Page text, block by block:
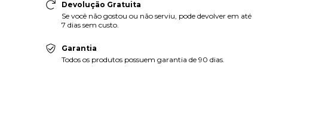
Devolução Gratuita
Se você não gostou ou não serviu, pode devolver em até
7 dias sem custo.
Garantia
Todos os produtos possuem garantia de 90 dias.